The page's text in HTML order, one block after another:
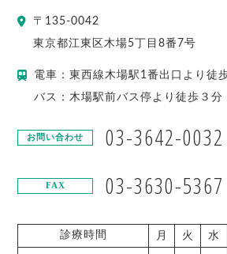
〒 135-0042
東京都江東区木場5丁目8番7号
電車：東西線木場駅1番出口より徒
バス：木場駅前バス停より徒歩３分
お問い合わせ 03-3642-0032
FAX 03-3630-5367
診療時間 月 火 水